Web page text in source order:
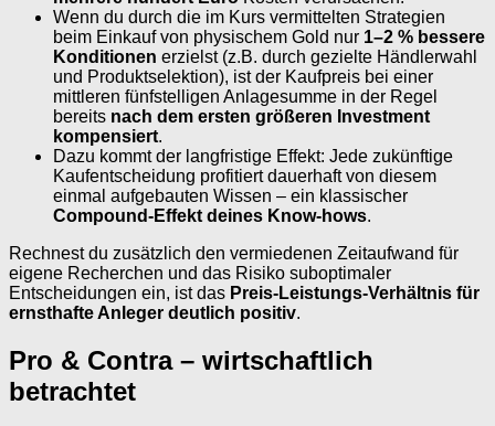
Wenn du durch die im Kurs vermittelten Strategien
beim Einkauf von physischem Gold nur 1–2 % bessere
Konditionen erzielst (z.B. durch gezielte Händlerwahl
und Produktselektion), ist der Kaufpreis bei einer
mittleren fünfstelligen Anlagesumme in der Regel
bereits nach dem ersten größeren Investment
kompensiert.
Dazu kommt der langfristige Effekt: Jede zukünftige
Kaufentscheidung profitiert dauerhaft von diesem
einmal aufgebauten Wissen – ein klassischer
Compound-Effekt deines Know-hows.
Rechnest du zusätzlich den vermiedenen Zeitaufwand für
eigene Recherchen und das Risiko suboptimaler
Entscheidungen ein, ist das Preis-Leistungs-Verhältnis für
ernsthafte Anleger deutlich positiv.
Pro & Contra – wirtschaftlich
betrachtet